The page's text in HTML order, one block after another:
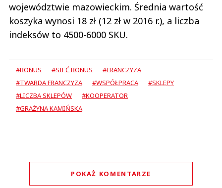
województwie mazowieckim. Średnia wartość
koszyka wynosi 18 zł (12 zł w 2016 r.), a liczba
indeksów to 4500-6000 SKU.
#BONUS #SIEĆ BONUS
#FRANCZYZA
#TWARDA FRANCZYZA
#WSPÓŁPRACA
#SKLEPY
#LICZBA SKLEPÓW
#KOOPERATOR
#GRAŻYNA KAMIŃSKA
POKAŻ KOMENTARZE